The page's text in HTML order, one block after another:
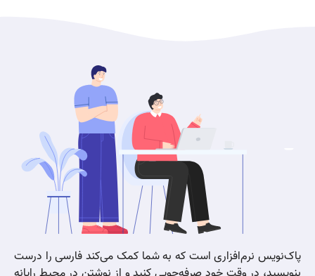
پاک‌نویس نرم‌افزاری است که به شما کمک می‌کند فارسی را درست